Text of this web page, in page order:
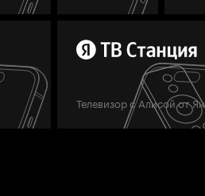
Телевизор с Алисой от